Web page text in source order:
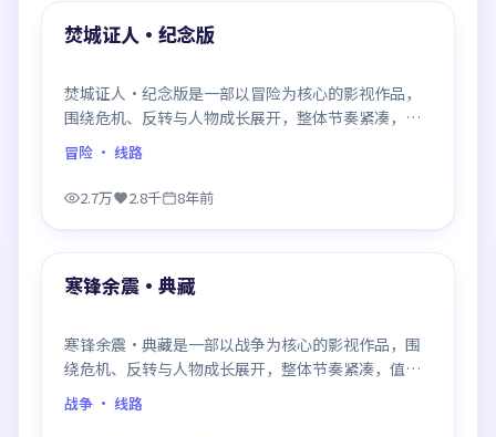
最新
焚城证人·纪念版
焚城证人·纪念版是一部以冒险为核心的影视作品，
围绕危机、反转与人物成长展开，整体节奏紧凑，值
得推荐观看。
冒险 · 线路
2.7万 2.8千 8年前
最新
寒锋余震·典藏
寒锋余震·典藏是一部以战争为核心的影视作品，围
绕危机、反转与人物成长展开，整体节奏紧凑，值得
推荐观看。
战争 · 线路